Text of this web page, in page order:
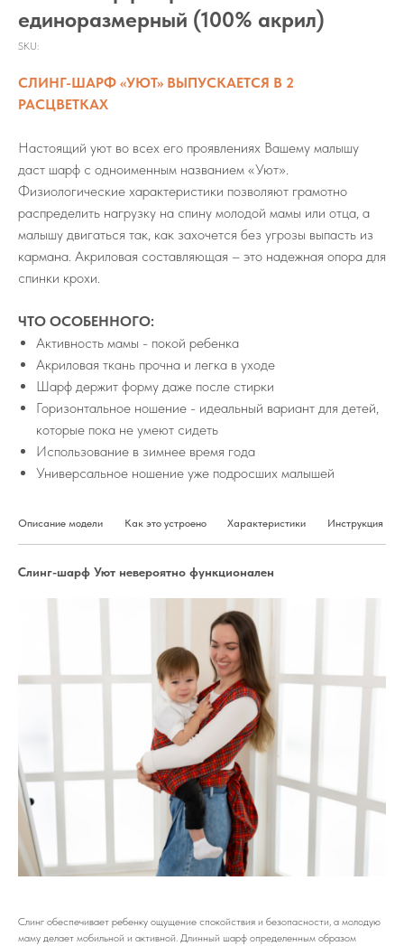
единоразмерный (100% акрил)
SKU:
СЛИНГ-ШАРФ «УЮТ» ВЫПУСКАЕТСЯ В 2
РАСЦВЕТКАХ
Настоящий уют во всех его проявлениях Вашему малышу
даст шарф с одноименным названием «Уют».
Физиологические характеристики позволяют грамотно
распределить нагрузку на спину молодой мамы или отца, а
малышу двигаться так, как захочется без угрозы выпасть из
кармана. Акриловая составляющая – это надежная опора для
спинки крохи.
ЧТО ОСОБЕННОГО:
Активность мамы - покой ребенка
Акриловая ткань прочна и легка в уходе
Шарф держит форму даже после стирки
Горизонтальное ношение - идеальный вариант для детей,
которые пока не умеют сидеть
Использование в зимнее время года
Универсальное ношение уже подросших малышей
Описание модели Как это устроено Характеристики Инструкция
Слинг-шарф Уют невероятно функционален
Слинг обеспечивает ребенку ощущение спокойствия и безопасности, а молодую
маму делает мобильной и активной. Длинный шарф определенным образом